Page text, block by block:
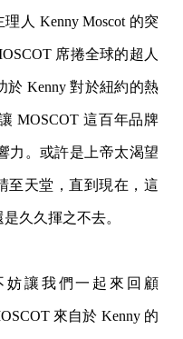
人 Kenny Moscot 的突
席捲全球的超人
於 Kenny 對於紐約的熱
MOSCOT 這百年品牌
力。或許是上帝太渴望
至天堂，直到現在，這
久久揮之不去。
妨讓我們一起來回顧
來自於 Kenny 的